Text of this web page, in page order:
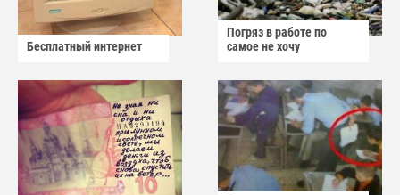
Бесплатный интернет
Погряз в работе по
самое не хочу